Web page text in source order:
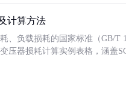
计算方法
、负载损耗的国家标准（GB/T
压器损耗计算实例表格，涵盖